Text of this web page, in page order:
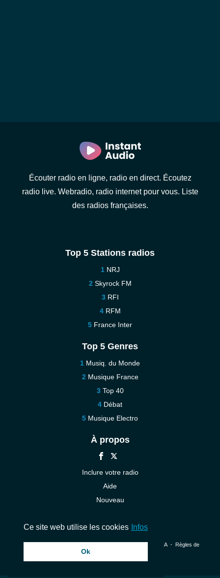
Écouter radio en ligne, radio en direct. Écoutez
radio live. Webradio, radio internet pour vous. Liste
des radios françaises.
Top 5 Stations radios
NRJ
Skyrock FM
RFI
RFM
France Inter
Top 5 Genres
Musiq. du Monde
Musique France
Top 40
Débat
Musique Electro
À propos
Inclure votre radio
Aide
Nouveau
DMCA・ Règles de
Ce site web utilise les cookies Infos
Ok